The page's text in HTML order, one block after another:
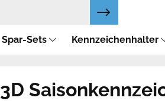
Spar-Sets Kennzeichenhalter
3D